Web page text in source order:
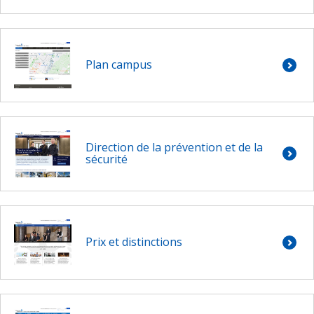
Plan campus
Direction de la prévention et de la
sécurité
Prix et distinctions